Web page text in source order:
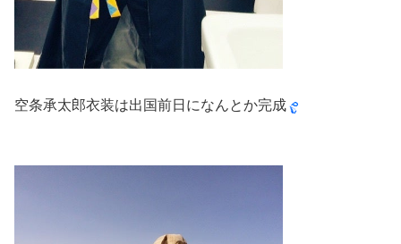
空条承太郎衣装は出国前日になんとか完成